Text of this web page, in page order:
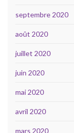
septembre 2020
août 2020
juillet 2020
juin 2020
mai 2020
avril 2020
mars 2020